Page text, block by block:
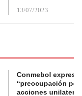
13/07/2023
Conmebol expresó
“preocupación
acciones